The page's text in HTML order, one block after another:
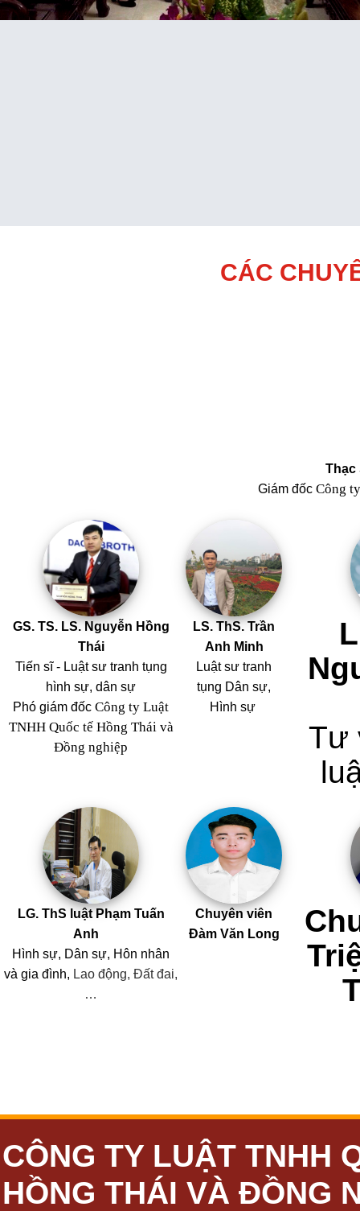
CÁC
Thạc
Giám đốc Công
GS. TS. LS. Nguyễn Hồng
Thái
Tiến sĩ - Luật sư tranh tụng
hình sự, dân sự
Phó giám đốc Công ty Luật
TNHH Quốc tế Hồng Thái và
Đồng nghiệp
LS. ThS. Trần
Anh Minh
Luật sư tranh
tụng Dân sự,
Hình sự
Tư
LG. ThS luật Phạm Tuấn
Anh
Hình sự, Dân sự, Hôn nhân
và gia đình, Lao động, Đất đai,
…
Chuyên viên
Đàm Văn Long
CÔNG TY LUẬT TNHH
HỒNG THÁI VÀ ĐỒNG